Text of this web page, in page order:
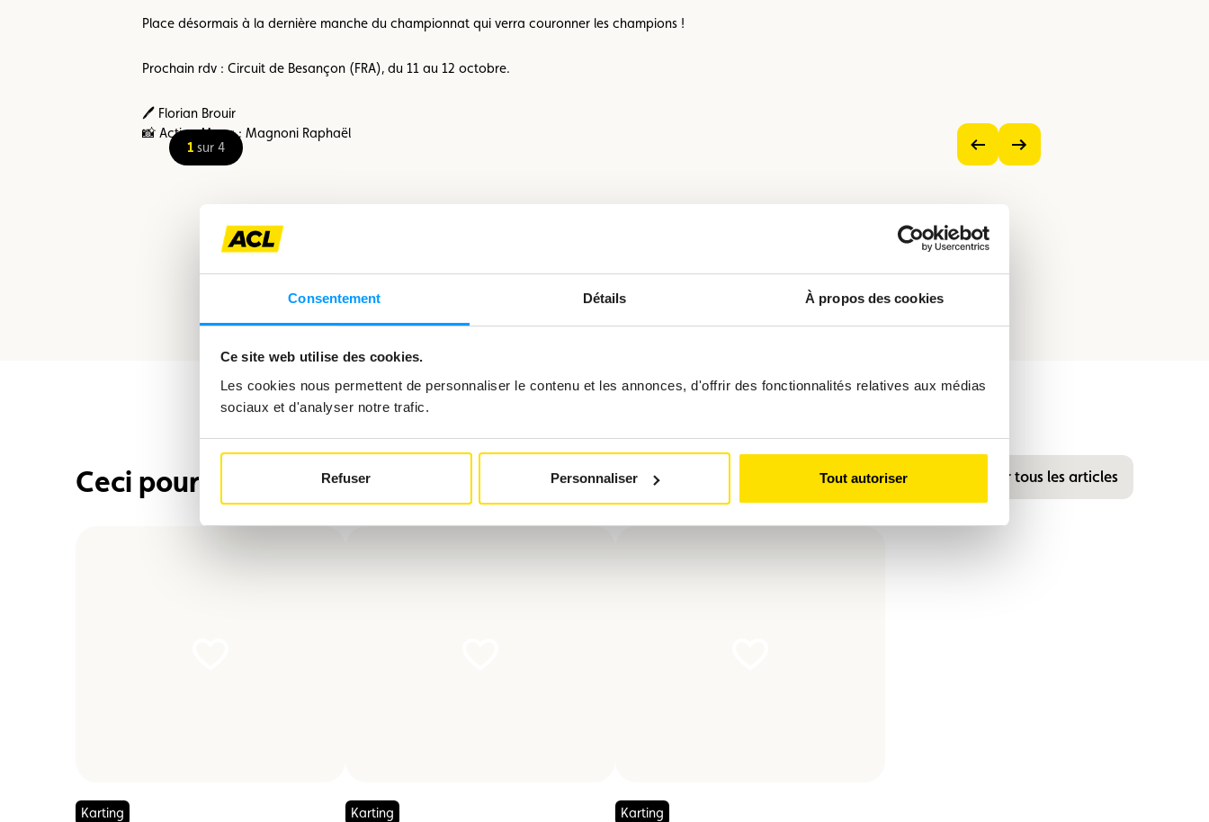
Consentement Détails À propos des cookies
Ce site web utilise des cookies.
Les cookies nous permettent de personnaliser le contenu et les annonces, d'offrir des fonctionnalités relatives aux médias
sociaux et d'analyser notre trafic.
Refuser Personnaliser Tout autoriser
Place désormais à la dernière manche du championnat qui verra couronner les champions !
Prochain rdv : Circuit de Besançon (FRA), du 11 au 12 octobre.
🖊️ Florian Brouir
📸 Action Meca ; Magnoni Raphaël
1sur 4
Voir
Ceci pourrait également vous intéresser Voir tous les articles
Karting Karting Karting